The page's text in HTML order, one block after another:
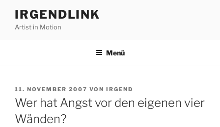
Inhalt
springen
IRGENDLINK
Artist in Motion
Menü
VERÖFFENTLICHT
AM
11. NOVEMBER 2007 VON IRGEND
Wer hat Angst vor den eigenen vier
Wänden?